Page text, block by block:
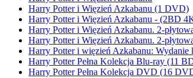
Harry Potter i Więzień Azkabanu (1 DVD)
Harry Potter i Więzień Azkabanu - (2BD
Harry Potter i Więzień Azkabanu. 2-
Harry Potter i Więzień Azkabanu. 2-
Harry Potter i więzień Azkabanu:
Harry Potter Pełna Kolekcja Blu-ray (11
Harry Potter Pełna Kolekcja DVD (16